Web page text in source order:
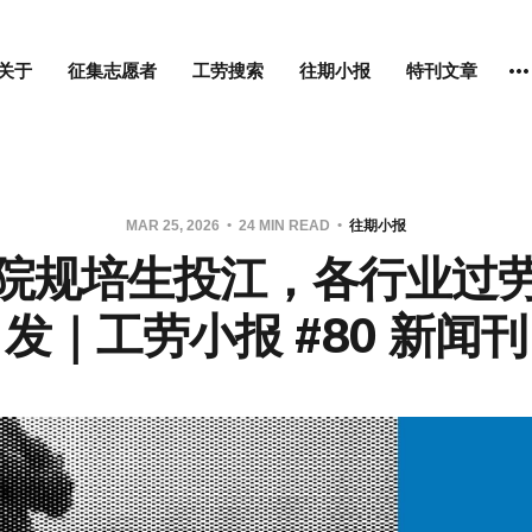
于 征集志愿者 工劳搜索 往期小报 特刊文章
MAR 25, 2026 24 MIN READ 往期小报
规培生投江，各行业过
发｜工劳小报 #80 新闻刊